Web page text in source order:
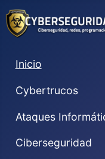
Inicio
Cybertrucos
Ataques
Ciberseguridad